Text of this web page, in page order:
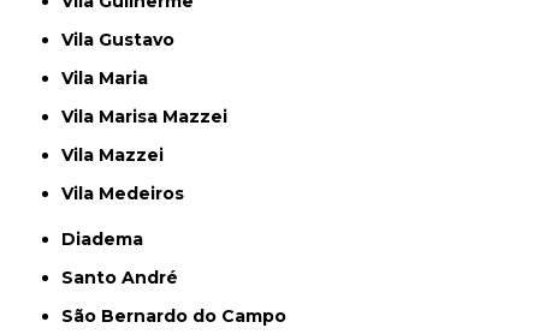
Vila Gustavo
Vila Maria
Vila Marisa Mazzei
Vila Mazzei
Vila Medeiros
Diadema
Santo André
São Bernardo do Campo